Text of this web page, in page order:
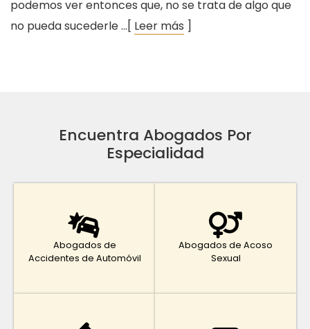
podemos ver entonces que, no se trata de algo que
no pueda sucederle …[ Leer más ]
Encuentra Abogados Por
Especialidad
Abogados de
Accidentes de Automóvil
Abogados de Acoso
Sexual